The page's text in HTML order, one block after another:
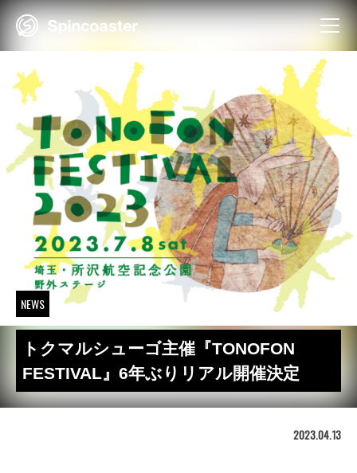
Skip
NEWS
トクマルシューゴ主催『TONOFON
FESTIVAL』6年ぶりリアル開催決定
2023.04.13